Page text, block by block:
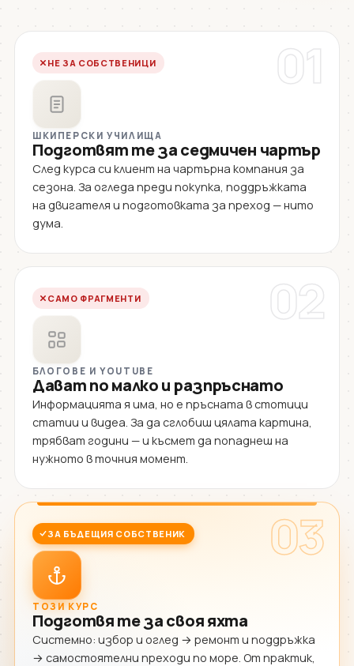
01
НЕ ЗА СОБСТВЕНИЦИ
ШКИПЕРСКИ УЧИЛИЩА
Подготвят те за седмичен чартър
След курса си клиент на чартърна компания за
сезона. За огледа преди покупка, поддръжката
на двигателя и подготовката за преход — нито
дума.
02
САМО ФРАГМЕНТИ
БЛОГОВЕ И YOUTUBE
Дават по малко и разпръснато
Информацията я има, но е пръсната в стотици
статии и видеа. За да сглобиш цялата картина,
трябват години — и късмет да попаднеш на
нужното в точния момент.
03
ЗА БЪДЕЩИЯ СОБСТВЕНИК
ТОЗИ КУРС
Подготвя те за своя яхта
Системно: избор и оглед → ремонт и поддръжка
→ самостоятелни преходи по море. От практик,